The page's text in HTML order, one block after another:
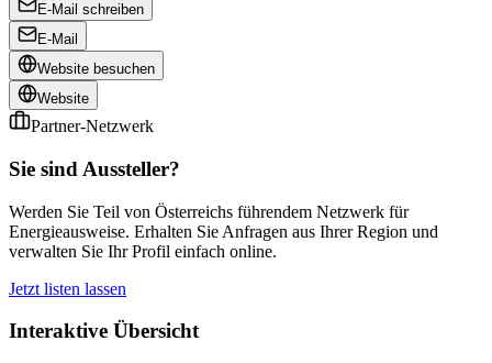
E-Mail schreiben
E-Mail
Website besuchen
Website
Partner-Netzwerk
Sie sind Aussteller?
Werden Sie Teil von Österreichs führendem Netzwerk für
Energieausweise. Erhalten Sie Anfragen aus Ihrer Region und
verwalten Sie Ihr Profil einfach online.
Jetzt listen lassen
Interaktive Übersicht